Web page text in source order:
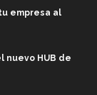
empresa al
nuevo HUB de